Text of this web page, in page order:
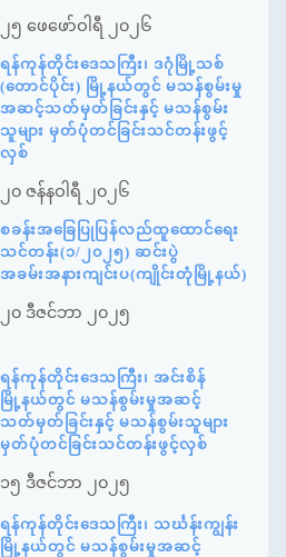
၂၅ ဖေဖော်ဝါရီ ၂၀၂၆
ရန်ကုန်တိုင်းဒေသကြီး၊ ဒဂုံမြို့သစ်
(တောင်ပိုင်း) မြို့နယ်တွင် မသန်စွမ်းမှု
အဆင့်သတ်မှတ်ခြင်းနှင့် မသန်စွမ်း
သူများ မှတ်ပုံတင်ခြင်းသင်တန်းဖွင့်
လှစ်
၂၀ ဇန်နဝါရီ ၂၀၂၆
စခန်းအခြေပြုပြန်လည်ထူထောင်ရေး
သင်တန်း(၁/၂၀၂၅) ဆင်းပွဲ
အခမ်းအနားကျင်းပ(ကျိုင်းတုံမြို့နယ်)
၂၀ ဒီဇင်ဘာ ၂၀၂၅
ရန်ကုန်တိုင်းဒေသကြီး၊ အင်းစိန်
မြို့နယ်တွင် မသန်စွမ်းမှုအဆင့်
သတ်မှတ်ခြင်းနှင့် မသန်စွမ်းသူများ
မှတ်ပုံတင်ခြင်းသင်တန်းဖွင့်လှစ်
၁၅ ဒီဇင်ဘာ ၂၀၂၅
ရန်ကုန်တိုင်းဒေသကြီး၊ သင်္ဃန်းကျွန်း
မြို့နယ်တွင် မသန်စွမ်းမှုအဆင့်